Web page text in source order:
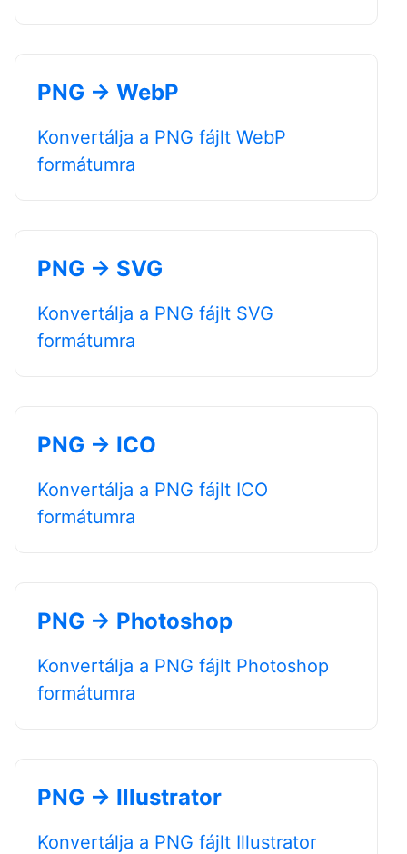
PNG → WebP
Konvertálja a PNG fájlt WebP
formátumra
PNG → SVG
Konvertálja a PNG fájlt SVG
formátumra
PNG → ICO
Konvertálja a PNG fájlt ICO
formátumra
PNG → Photoshop
Konvertálja a PNG fájlt Photoshop
formátumra
PNG → Illustrator
Konvertálja a PNG fájlt Illustrator